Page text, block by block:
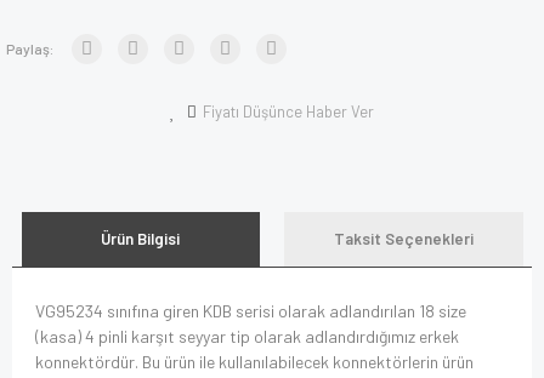
Paylaş:
Fiyatı Düşünce Haber Ver
Ürün Bilgisi Taksit Seçenekleri
VG95234 sınıfına giren KDB serisi olarak adlandırılan 18 size
(kasa) 4 pinli karşıt seyyar tip olarak adlandırdığımız erkek
konnektördür. Bu ürün ile kullanılabilecek konnektörlerin ürün